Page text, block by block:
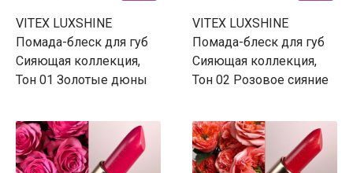
VITEX LUXSHINE
Помада-блеск для губ
Сияющая коллекция,
Тон 01 Золотые дюны
VITEX LUXSHINE
Помада-блеск для губ
Сияющая коллекция,
Тон 02 Розовое сияние